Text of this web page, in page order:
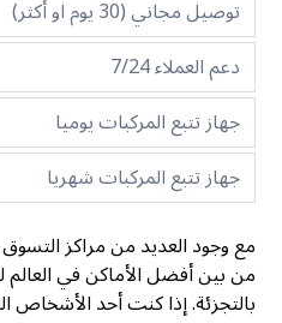
توصيل مجاني (30 يوم او أكثر)
دعم العملاء 7/24
جهاز تتبع المركبات يوميا
جهاز تتبع المركبات شهريا
مع وجود العديد من مراكز
من بين أفضل الأماكن في العالم
بالتجزئة. إذا كنت أحد الأشخاص